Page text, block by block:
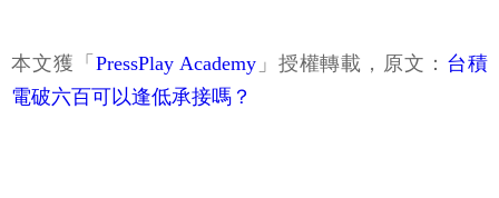
本文獲「 PressPlay Academy」授權轉載，原文： 台積
電破六百可以逢低承接嗎？